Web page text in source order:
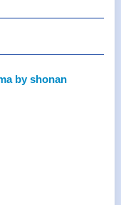
by shonan